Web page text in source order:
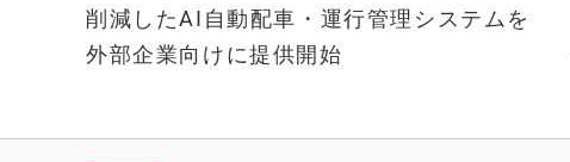
削減したAI自動配車・運行管理システムを
外部企業向けに提供開始